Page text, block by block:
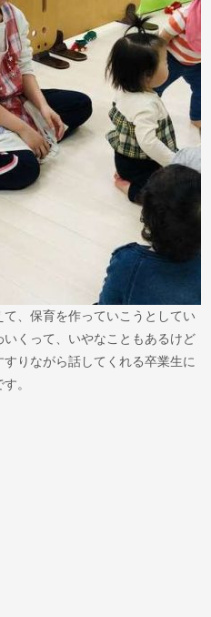
て、保育を作っていこうとしてい
くって、いやなこともあるけど
りながら話してくれる卒業生に
。